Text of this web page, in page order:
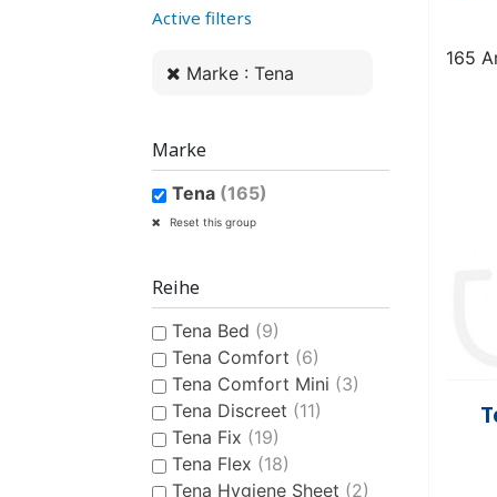
ANATOMISCHE EINLAGEN
FÜR
PVC-SLIP
HYGIENEARTIKEL UND
KLASSISCHE
Active filters
Marke : Tena
Marke
Tena (165)
Reset this group
Reihe
Tena Bed (9)
Tena Comfort (6)
Tena Comfort Mini (3)
Tena Discreet (11)
Tena Fix (19)
Tena Flex (18)
Tena Hygiene Sheet (2)
165